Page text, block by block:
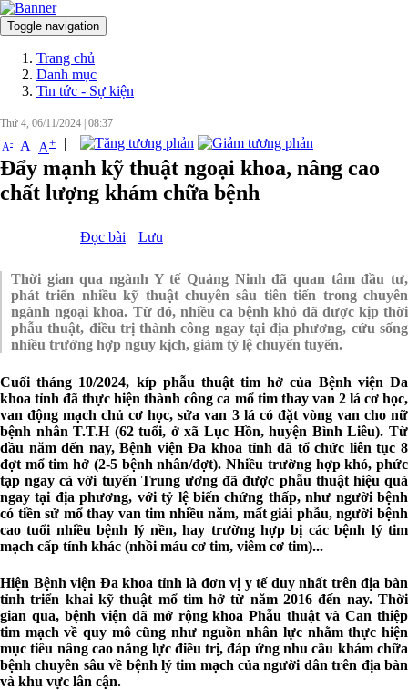
Toggle navigation
Trang chủ
Danh mục
Tin tức - Sự kiện
Thứ 4, 06/11/2024 08:37
A- A A+ |
Đẩy mạnh kỹ thuật ngoại khoa, nâng cao
chất lượng khám chữa bệnh
Đọc bài Lưu
Thời gian qua ngành Y tế Quảng Ninh đã quan tâm đầu tư,
phát triển nhiều kỹ thuật chuyên sâu tiên tiến trong chuyên
ngành ngoại khoa. Từ đó, nhiều ca bệnh khó đã được kịp thời
phẫu thuật, điều trị thành công ngay tại địa phương, cứu sống
nhiều trường hợp nguy kịch, giảm tỷ lệ chuyển tuyến.
Cuối tháng 10/2024, kíp phẫu thuật tim hở của Bệnh viện Đa
khoa tỉnh đã thực hiện thành công ca mổ tim thay van 2 lá cơ học,
van động mạch chủ cơ học, sửa van 3 lá có đặt vòng van cho nữ
bệnh nhân T.T.H (62 tuổi, ở xã Lục Hồn, huyện Bình Liêu). Từ
đầu năm đến nay, Bệnh viện Đa khoa tỉnh đã tổ chức liên tục 8
đợt mổ tim hở (2-5 bệnh nhân/đợt). Nhiều trường hợp khó, phức
tạp ngay cả với tuyến Trung ương đã được phẫu thuật hiệu quả
ngay tại địa phương, với tỷ lệ biến chứng thấp, như người bệnh
có tiền sử mổ thay van tim nhiều năm, mất giải phẫu, người bệnh
cao tuổi nhiều bệnh lý nền, hay trường hợp bị các bệnh lý tim
mạch cấp tính khác (nhồi máu cơ tim, viêm cơ tim)...
Hiện Bệnh viện Đa khoa tỉnh là đơn vị y tế duy nhất trên địa bàn
tỉnh triển khai kỹ thuật mổ tim hở từ năm 2016 đến nay. Thời
gian qua, bệnh viện đã mở rộng khoa Phẫu thuật và Can thiệp
tim mạch về quy mô cũng như nguồn nhân lực nhằm thực hiện
mục tiêu nâng cao năng lực điều trị, đáp ứng nhu cầu khám chữa
bệnh chuyên sâu về bệnh lý tim mạch của người dân trên địa bàn
và khu vực lân cận.